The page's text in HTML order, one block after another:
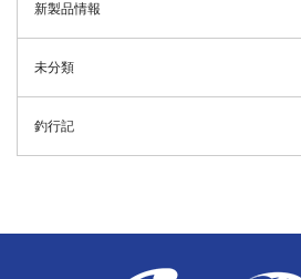
新製品情報
未分類
釣行記